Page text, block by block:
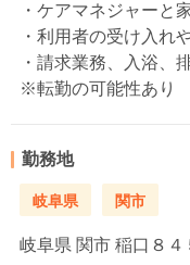
・ケアマネジャーと
・利用者の受け入れ
・請求業務、入浴、
※転勤の可能性あり
勤務地
岐阜県 関市
岐阜県 関市 稲口８４